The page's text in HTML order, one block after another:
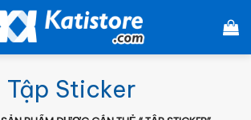
Tập Sticker